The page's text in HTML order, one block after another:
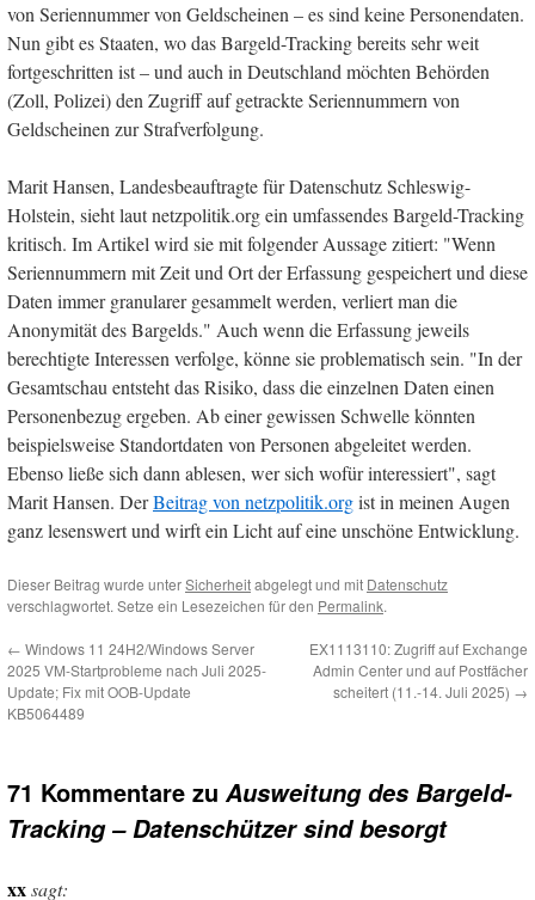
von Seriennummer von Geldscheinen – es sind keine Personendaten.
Nun gibt es Staaten, wo das Bargeld-Tracking bereits sehr weit
fortgeschritten ist – und auch in Deutschland möchten Behörden
(Zoll, Polizei) den Zugriff auf getrackte Seriennummern von
Geldscheinen zur Strafverfolgung.
Marit Hansen, Landesbeauftragte für Datenschutz Schleswig-
Holstein, sieht laut netzpolitik.org ein umfassendes Bargeld-Tracking
kritisch. Im Artikel wird sie mit folgender Aussage zitiert: "Wenn
Seriennummern mit Zeit und Ort der Erfassung gespeichert und diese
Daten immer granularer gesammelt werden, verliert man die
Anonymität des Bargelds." Auch wenn die Erfassung jeweils
berechtigte Interessen verfolge, könne sie problematisch sein. "In der
Gesamtschau entsteht das Risiko, dass die einzelnen Daten einen
Personenbezug ergeben. Ab einer gewissen Schwelle könnten
beispielsweise Standortdaten von Personen abgeleitet werden.
Ebenso ließe sich dann ablesen, wer sich wofür interessiert", sagt
Marit Hansen. DerBeitrag von netzpolitik.orgist in meinen Augen
ganz lesenswert und wirft ein Licht auf eine unschöne Entwicklung.
Dieser Beitrag wurde unterSicherheitabgelegt und mit Datenschutz
verschlagwortet. Setze ein Lesezeichen für den Permalink.
← Windows 11 24H2/Windows Server
2025 VM-Startprobleme nach Juli 2025-
Update; Fix mit OOB-Update
KB5064489
EX1113110: Zugriff auf Exchange
Admin Center und auf Postfächer
scheitert (11.-14. Juli 2025) →
71 Kommentare zu Ausweitung des Bargeld-
Tracking – Datenschützer sind besorgt
xxsagt: